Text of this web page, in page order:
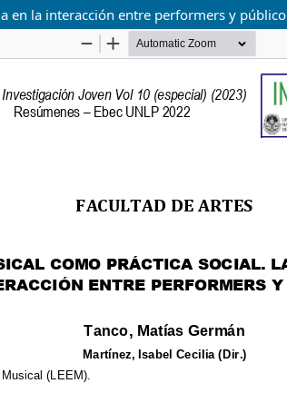
en la interacción entre performers y público